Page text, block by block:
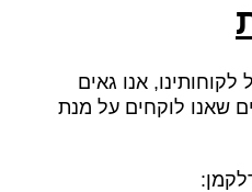
אנו גאים
שאנו לוקחים על מנת